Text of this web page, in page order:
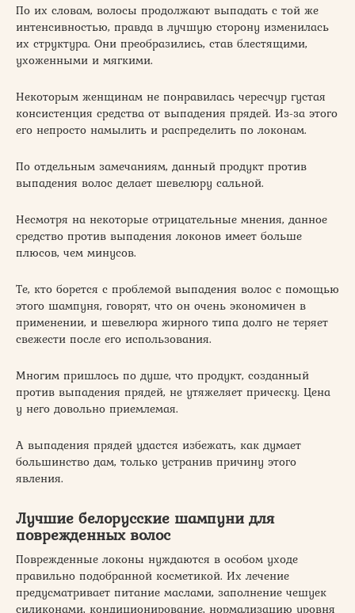
По их словам, волосы продолжают выпадать с той же
интенсивностью, правда в лучшую сторону изменилась
их структура. Они преобразились, став блестящими,
ухоженными и мягкими.
Некоторым женщинам не понравилась чересчур густая
консистенция средства от выпадения прядей. Из-за этого
его непросто намылить и распределить по локонам.
По отдельным замечаниям, данный продукт против
выпадения волос делает шевелюру сальной.
Несмотря на некоторые отрицательные мнения, данное
средство против выпадения локонов имеет больше
плюсов, чем минусов.
Те, кто борется с проблемой выпадения волос с помощью
этого шампуня, говорят, что он очень экономичен в
применении, и шевелюра жирного типа долго не теряет
свежести после его использования.
Многим пришлось по душе, что продукт, созданный
против выпадения прядей, не утяжеляет прическу. Цена
у него довольно приемлемая.
А выпадения прядей удастся избежать, как думает
большинство дам, только устранив причину этого
явления.
Лучшие белорусские шампуни для
поврежденных волос
Поврежденные локоны нуждаются в особом уходе
правильно подобранной косметикой. Их лечение
предусматривает питание маслами, заполнение чешуек
силиконами, кондиционирование, нормализацию уровня